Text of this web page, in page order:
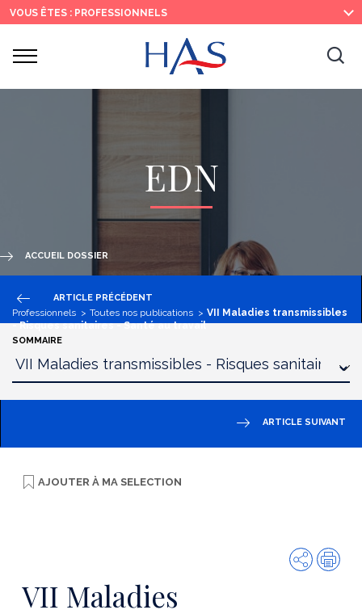
Recherche
Menu
principal
Contenu
principal
VOUS ÊTES : PROFESSIONNELS
Ouvrir
Professionnels Toutes nos publications
VII Maladies transmissibles
- Risques sanitaires - Santé au travail
EDN
ACCUEIL DOSSIER
ARTICLE PRÉCÉDENT
SOMMAIRE
ARTICLE SUIVANT
AJOUTER À MA SELECTION
Partager
VII Maladies